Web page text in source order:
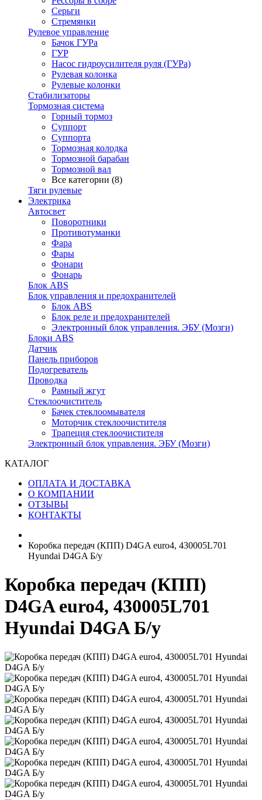
Серьги
Стремянки
Рулевое управление
Бачок ГУРа
ГУР
Насос гидроусилителя руля (ГУРа)
Рулевая колонка
Рулевые колонки
Стабилизаторы
Тормозная система
Горный тормоз
Суппорт
Суппорта
Тормозная колодка
Тормозной барабан
Тормозной вал
Все категории (8)
Тяги рулевые
Электрика
Автосвет
Поворотники
Противотуманки
Фара
Фары
Фонари
Фонарь
Блок ABS
Блок управления и предохранителей
Блок ABS
Блок реле и предохранителей
Электронный блок управления. ЭБУ (Мозги)
Блоки ABS
Датчик
Панель приборов
Подогреватель
Проводка
Рамный жгут
Стеклоочиститель
Бачек стеклоомывателя
Моторчик стеклоочистителя
Трапеция стеклоочистителя
Электронный блок управления. ЭБУ (Мозги)
КАТАЛОГ
ОПЛАТА И ДОСТАВКА
О КОМПАНИИ
ОТЗЫВЫ
КОНТАКТЫ
Коробка передач (КПП) D4GA euro4, 430005L701
Hyundai D4GA Б/у
Коробка передач (КПП)
D4GA euro4, 430005L701
Hyundai D4GA Б/у